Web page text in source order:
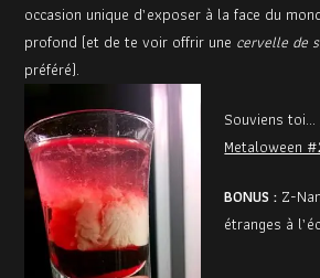
occasion unique d’exposer à la face du
profond (et de te voir offrir une cervelle de
préféré).
Souviens toi…
Metaloween
BONUS : Z-
étranges à